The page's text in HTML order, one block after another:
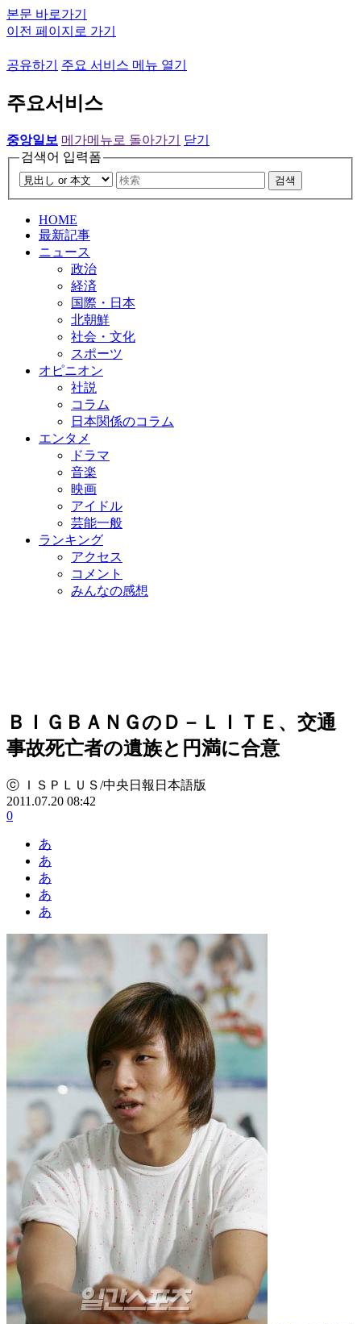
본문 바로가기
이전 페이지로 가기
공유하기 주요 서비스 메뉴 열기
주요서비스
중앙일보 메가메뉴로 돌아가기
닫기
검색어 입력폼
검색
HOME
最新記事
ニュース
政治
経済
国際・日本
北朝鮮
社会・文化
スポーツ
オピニオン
社説
コラム
日本関係のコラム
エンタメ
ドラマ
音楽
映画
アイドル
芸能一般
ランキング
アクセス
コメント
みんなの感想
ＢＩＧＢＡＮＧのＤ－ＬＩＴＥ、交通
事故死亡者の遺族と円満に合意
ⓒ ＩＳＰＬＵＳ/中央日報日本語版
2011.07.20 08:42
0
あ
あ
あ
あ
あ